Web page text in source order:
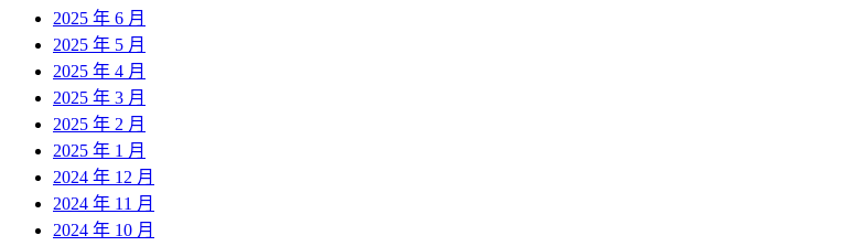
2025 年 6 月
2025 年 5 月
2025 年 4 月
2025 年 3 月
2025 年 2 月
2025 年 1 月
2024 年 12 月
2024 年 11 月
2024 年 10 月